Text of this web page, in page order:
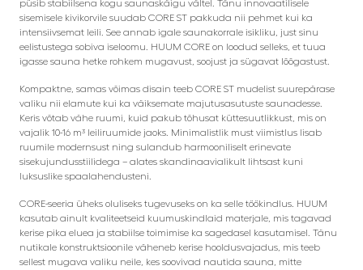
püsib stabiilsena kogu saunaskäigu vältel. Tänu innovaatilisele
sisemisele kivikorvile suudab CORE ST pakkuda nii pehmet kui ka
intensiivsemat leili. See annab igale saunakorrale isikliku, just sinu
eelistustega sobiva iseloomu. HUUM CORE on loodud selleks, et tuua
igasse sauna hetke rohkem mugavust, soojust ja sügavat lõõgastust.
Kompaktne, samas võimas disain teeb CORE ST mudelist suurepärase
valiku nii elamute kui ka väiksemate majutusasutuste saunadesse.
Keris võtab vähe ruumi, kuid pakub tõhusat küttesuutlikkust, mis on
vajalik 10-16 m³ leiliruumide jaoks. Minimalistlik must viimistlus lisab
ruumile modernsust ning sulandub harmooniliselt erinevate
sisekujundusstiilidega – alates skandinaavialikult lihtsast kuni
luksuslike spaalahendusteni.
CORE-seeria üheks oluliseks tugevuseks on ka selle töökindlus. HUUM
kasutab ainult kvaliteetseid kuumuskindlaid materjale, mis tagavad
kerise pika eluea ja stabiilse toimimise ka sagedasel kasutamisel. Tänu
nutikale konstruktsioonile väheneb kerise hooldusvajadus, mis teeb
sellest mugava valiku neile, kes soovivad nautida sauna, mitte